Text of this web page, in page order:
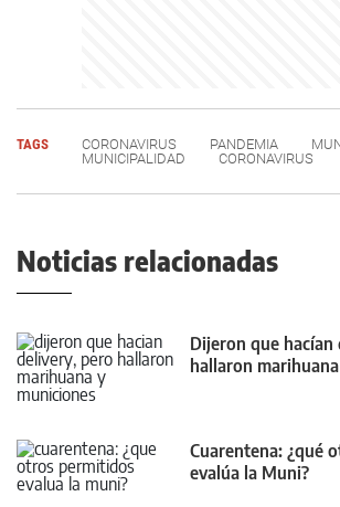
TAGS CORONAVIRUS PANDEMIA
MUNICIPALIDAD
CORONAVIRUS
Noticias relacionadas
Dijeron que hacían
hallaron
Cuarentena: ¿qué
evalúa la Muni?